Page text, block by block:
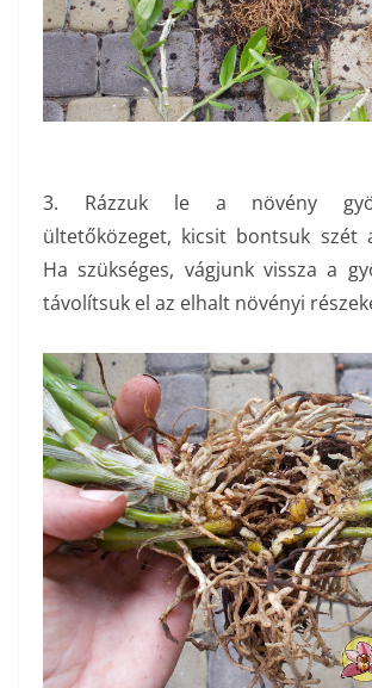
3. Rázzuk le a növény
ültetőközeget, kicsit bontsuk szét
Ha szükséges, vágjunk vissza a
távolítsuk el az elhalt növényi